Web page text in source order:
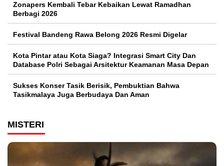
Zonapers Kembali Tebar Kebaikan Lewat Ramadhan
Berbagi 2026
Festival Bandeng Rawa Belong 2026 Resmi Digelar
Kota Pintar atau Kota Siaga? Integrasi Smart City Dan
Database Polri Sebagai Arsitektur Keamanan Masa Depan
Sukses Konser Tasik Berisik, Pembuktian Bahwa
Tasikmalaya Juga Berbudaya Dan Aman
MISTERI